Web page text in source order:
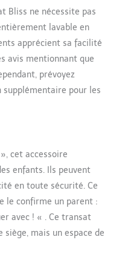
Bliss ne nécessite pas
lavable en
apprécient sa facilité
avis mentionnant que
prévoyez
supplémentaire pour les
cet accessoire
enfants. Ils peuvent
en toute sécurité. Ce
le confirme un parent :
avec ! « . Ce transat
siège, mais un espace de